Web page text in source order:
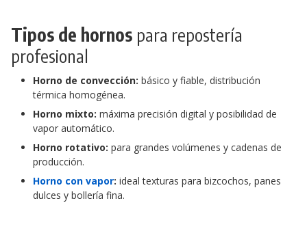
Tipos de hornos para repostería
profesional
Horno de convección: básico y fiable, distribución
térmica homogénea.
Horno mixto: máxima precisión digital y posibilidad de
vapor automático.
Horno rotativo: para grandes volúmenes y cadenas de
producción.
Horno con vapor: ideal texturas para bizcochos, panes
dulces y bollería fina.